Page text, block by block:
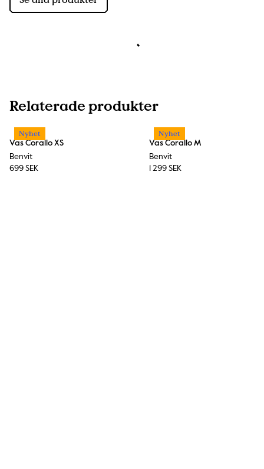
Relaterade produkter
Nyhet
Vas Corallo XS
Benvit
699 SEK
Nyhet
Vas Corallo M
Benvit
1 299 SEK